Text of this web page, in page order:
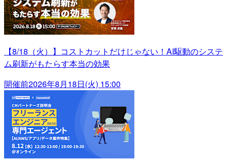
【8/18（火）】コストカットだけじゃない！AI駆動のシステ
ム刷新がもたらす本当の効果
開催前2026年8月18日(火) 15:00